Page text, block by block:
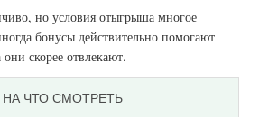
но условия отыгрыша многое
бонусы действительно помогают
скорее отвлекают.
НА ЧТО СМОТРЕТЬ